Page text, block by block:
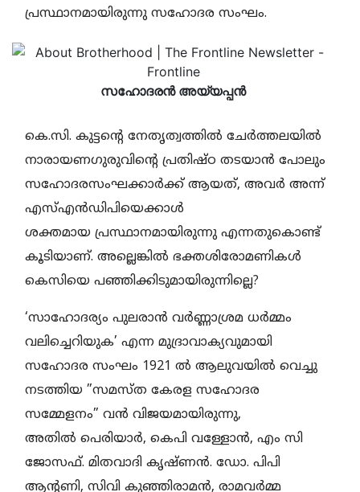
പ്രസ്ഥാനമായിരുന്നു സഹോദര സംഘം.
സഹോദരന്‍ അയ്യപ്പന്‍
കെ.സി. കുട്ടന്റെ നേതൃത്വത്തില്‍ ചേര്‍ത്തലയില്‍
നാരായണഗുരുവിന്റെ പ്രതിഷ്ഠ തടയാന്‍ പോലും
സഹോദരസംഘക്കാര്‍ക്ക് ആയത്, അവര്‍ അന്ന്
എസ്എന്‍ഡിപിയെക്കാള്‍
ശക്തമായ പ്രസ്ഥാനമായിരുന്നു എന്നതുകൊണ്ട്
കൂടിയാണ്. അല്ലെങ്കില്‍ ഭക്തശിരോമണികള്‍
കെസിയെ പഞ്ഞിക്കിടുമായിരുന്നില്ലെ?
‘സാഹോദര്യം പുലരാന്‍ വര്‍ണ്ണാശ്രമ ധര്‍മ്മം
വലിച്ചെറിയുക’ എന്ന മുദ്രാവാക്യവുമായി
സഹോദര സംഘം 1921 ല്‍ ആലുവയില്‍ വെച്ചു
നടത്തിയ ”സമസ്ത കേരള സഹോദര
സമ്മേളനം” വന്‍ വിജയമായിരുന്നു,
അതില്‍ പെരിയാര്‍, കെപി വള്ളോന്‍, എം സി
ജോസഫ്. മിതവാദി കൃഷ്ണന്‍. ഡോ. പിപി
ആന്റണി, സിവി കുഞ്ഞിരാമന്‍, രാമവര്‍മ്മ